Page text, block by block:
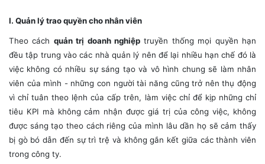
I. Quản lý trao quyền cho nhân viên
Theo cách quản trị doanh nghiệp truyền thống mọi quyền hạn
đều tập trung vào các nhà quản lý nên để lại nhiều hạn chế đó là
việc không có nhiều sự sáng tạo và vô hình chung sẽ làm nhân
viên của mình - những con người tài năng cũng trở nên thụ động
vì chỉ tuân theo lệnh của cấp trên, làm việc chỉ để kịp những chỉ
tiêu KPI mà không cảm nhận được giá trị của công việc, không
được sáng tạo theo cách riêng của mình lâu dần họ sẽ cảm thấy
bị gò bó dẫn đến sự trì trệ và không gắn kết giữa các thành viên
trong công ty.